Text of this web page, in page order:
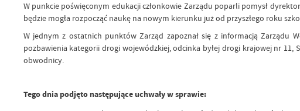
W punkcie poświęconym edukacji członkowie Zarządu poparli pomysł
będzie mogła rozpocząć naukę na nowym kierunku już od przyszłego roku
W jednym z ostatnich punktów Zarząd zapoznał się z informacją Zarządu
pozbawienia kategorii drogi wojewódzkiej, odcinka byłej drogi krajowej nr
obwodnicy.
Tego dnia podjęto następujące uchwały w sprawie: